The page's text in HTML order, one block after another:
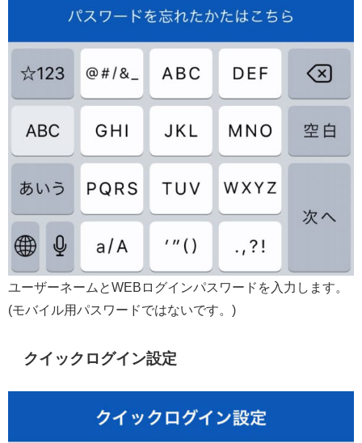
ユーザーネームとWEBログインパスワードを入力します。
(モバイル用パスワードではないです。)
クイックログイン設定